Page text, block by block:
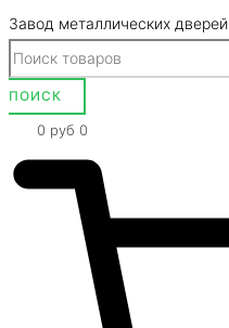
Завод металлических дверей
0 руб 0